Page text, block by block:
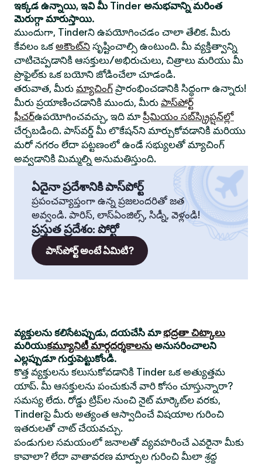
ఇక్కడ ఉన్నాయి, ఇవి మీ Tinder అనుభవాన్ని మరింత
మెరుగ్గా మారుస్తాయి.
ముందుగా, Tinderని ఉపయోగించడం చాలా తేలిక. మీరు
కేవలం ఒకఅకౌంట్‌ని సృష్టించాల్సి ఉంటుంది. మీ వ్యక్తిత్వాన్ని
చాటిచెప్పడానికి ఆసక్తులు/అభిరుచులు, చిత్రాలు మరియు మీ
ప్రొఫైల్‌కు ఒక బయోని జోడించేలా చూడండి.
తరువాత, మీరు మ్యాచింగ్ ప్రారంభించడానికి సిద్ధంగా ఉన్నారు!
మీరు ప్రయాణించడానికి ముందు, మీరు పాస్‌పోర్ట్
ఫీచర్ఉపయోగించవచ్చు, ఇది మాప్రీమియం సబ్‌స్క్రిప్షన్‌ల్లో
చేర్చబడింది. పాస్‌వర్డ్ మీ లొకేషన్‌ని మార్చుకోవడానికి మరియు
మరో నగరం లేదా పట్టణంలో ఉండే సభ్యులతో మ్యాచింగ్
అవ్వడానికి మిమ్మల్ని అనుమతిస్తుంది.
ఏదైనా ప్రదేశానికి పాస్‌పోర్ట్
ప్రపంచవ్యాప్తంగా ఉన్న ప్రజలందరితో జత
అవ్వండి. పారిస్, లాస్‌ఏంజిల్స్, సిడ్నీ, వెళ్లండి!
ప్రస్తుత ప్రదేశం: పోర్టో
పాస్‌పోర్ట్ అంటే ఏమిటి?
వ్యక్తులను కలిసేటప్పుడు, దయచేసి మాభద్రతా చిట్కాలు
మరియుకమ్యూనిటీ మార్గదర్శకాలను అనుసరించాలని
ఎల్లప్పుడూ గుర్తుపెట్టుకోండి.
కొత్త వ్యక్తులను కలుసుకోవడానికి Tinder ఒక అత్యుత్తమ
యాప్. మీ ఆసక్తులను పంచుకునే వారి కోసం చూస్తున్నారా?
సమస్య లేదు. రోడ్డు ట్రిప్‌ల నుంచి నైట్ మార్కెట్‌ల వరకు,
Tinderపై మీరు అత్యంత ఆస్వాదించే విషయాల గురించి
ఇతరులతో చాట్ చేయవచ్చు.
పండుగుల సమయంలో జనాలతో వ్యవహరించే ఎవరైనా మీకు
కావాలా? లేదా వాతావరణ మార్పుల గురించి మీలా శ్రద్ధ